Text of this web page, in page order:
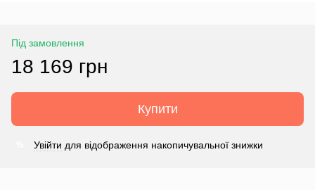
Під замовлення
18 169 грн
Купити
Увійти для відображення накопичувальної знижки